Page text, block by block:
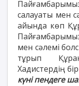
салауаты мен
айында көп
мен сәлемі
тұрып
Хадистердің
күні пендеге